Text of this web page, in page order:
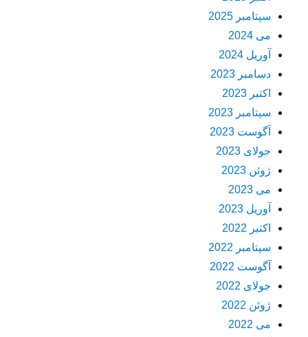
سپتامبر 2025
می 2024
آوریل 2024
دسامبر 2023
اکتبر 2023
سپتامبر 2023
آگوست 2023
جولای 2023
ژوئن 2023
می 2023
آوریل 2023
اکتبر 2022
سپتامبر 2022
آگوست 2022
جولای 2022
ژوئن 2022
می 2022